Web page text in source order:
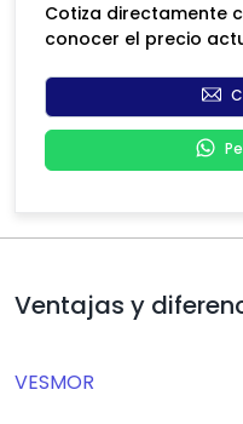
Cotiza directamente
conocer el precio
Ventajas y
VESMOR